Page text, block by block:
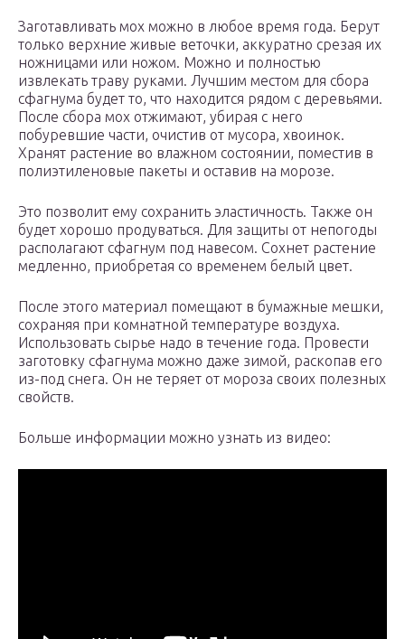
Заготавливать мох можно в любое время года. Берут
только верхние живые веточки, аккуратно срезая их
ножницами или ножом. Можно и полностью
извлекать траву руками. Лучшим местом для сбора
сфагнума будет то, что находится рядом с деревьями.
После сбора мох отжимают, убирая с него
побуревшие части, очистив от мусора, хвоинок.
Хранят растение во влажном состоянии, поместив в
полиэтиленовые пакеты и оставив на морозе.
Это позволит ему сохранить эластичность. Также он
будет хорошо продуваться. Для защиты от непогоды
располагают сфагнум под навесом. Сохнет растение
медленно, приобретая со временем белый цвет.
После этого материал помещают в бумажные мешки,
сохраняя при комнатной температуре воздуха.
Использовать сырье надо в течение года. Провести
заготовку сфагнума можно даже зимой, раскопав его
из-под снега. Он не теряет от мороза своих полезных
свойств.
Больше информации можно узнать из видео: